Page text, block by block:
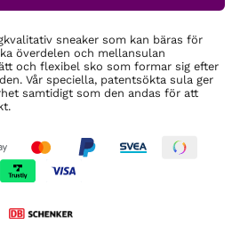
sneaker som kan bäras för
överdelen och mellansulan
och flexibel sko som formar sig efter
Vår speciella, patentsökta sula ger
samtidigt som den andas för att